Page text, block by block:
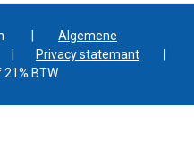
| Algemene
Privacy statemant
BTW